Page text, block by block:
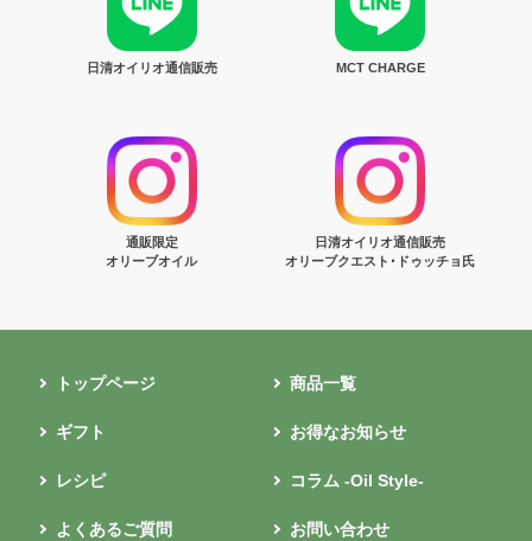
日清オイリオ通信販売 MCT CHARGE
通販限定
オリーブオイル
日清オイリオ通信販売
オリーブクエスト･ドゥッチョ氏
トップページ 商品一覧
ギフト お得なお知らせ
レシピ コラム -Oil Style-
よくあるご質問 お問い合わせ